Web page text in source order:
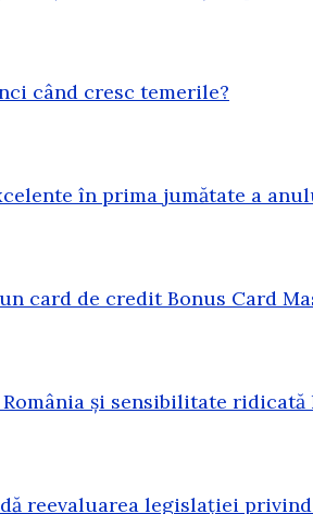
când cresc temerile?
în prima jumătate a
card de credit Bonus Card
și sensibilitate
reevaluarea legislației